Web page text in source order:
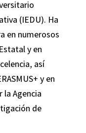
(IEDU). Ha
en numerosos
y en
así
y en
la Agencia
de